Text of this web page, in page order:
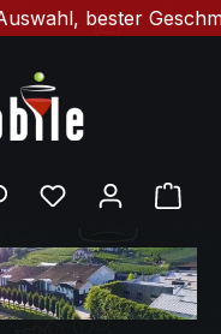
bester Geschmack
Du hast 0